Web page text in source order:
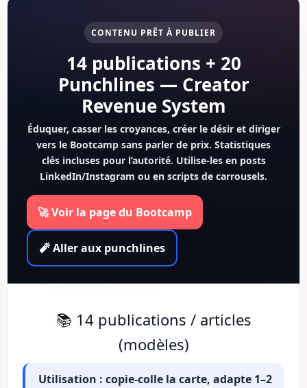
CONTENU PRÊT À PUBLIER
14 publications + 20
Punchlines — Creator
Revenue System
Éduquer, casser les croyances, créer le désir et diriger
vers le Bootcamp sans parler de prix. Statistiques
clés incluses pour l’autorité. Utilise-les en posts
LinkedIn/Instagram ou en scripts de carrousels.
🚀 Voir la page du Bootcamp
🧨 Aller aux punchlines
📚 14 publications / articles
(modèles)
Utilisation : copie-colle la carte, adapte 1–2